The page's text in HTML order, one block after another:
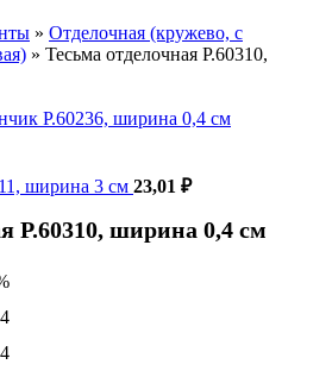
» Отделочная (кружево, с
» Тесьма отделочная Р.60310,
Р.60236, ширина 0,4 см
ширина 3 см 23,01 ₽
Р.60310, ширина 0,4 см
4